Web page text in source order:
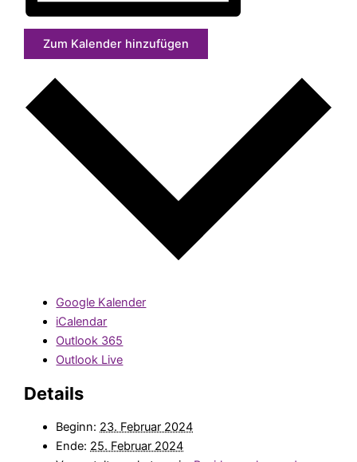
Zum Kalender hinzufügen
Google Kalender
iCalendar
Outlook 365
Outlook Live
Details
Beginn: 23. Februar 2024
Ende: 25. Februar 2024